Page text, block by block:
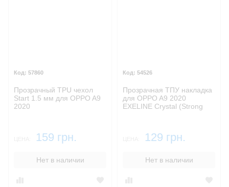
57860
Прозрачный TPU чехол
Start 1.5 мм для OPPO A9
2020
159 грн.
Нет в наличии
54526
Прозрачная ТПУ накладка
для OPPO A9 2020
EXELINE Crystal (Strong
129 грн.
Нет в наличии